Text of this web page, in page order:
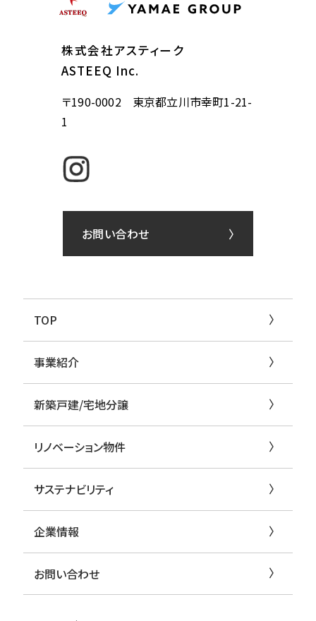
株式会社アスティーク
ASTEEQ Inc.
〒190-0002 東京都立川市幸町1-21-
1
TOP
事業紹介
新築戸建/宅地分譲
リノベーション物件
サステナビリティ
企業情報
お問い合わせ
お問い合わせ